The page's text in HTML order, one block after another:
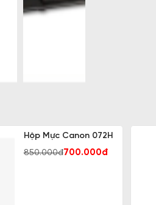
Hộp Mực Canon 072H
850.000đ700.000đ